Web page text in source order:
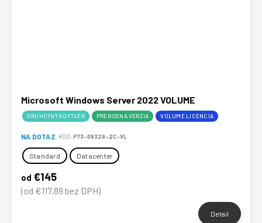
Microsoft Windows Server 2022 VOLUME
DRUHOTNÝ SOFTVÉR PRENOSNÁ VERZIA VOLUME LICENCIA
NA DOTAZ KÓD: P73-08328-2C-VL
Standard Datacenter
od €145
(od €117,89 bez DPH)
Detail